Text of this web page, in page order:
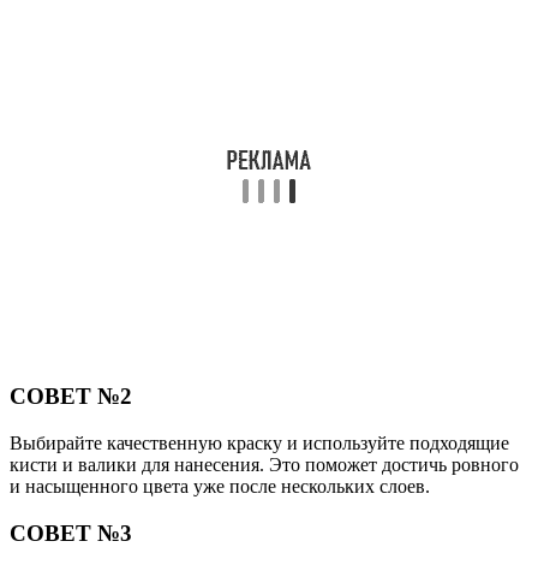
СОВЕТ №2
Выбирайте качественную краску и используйте подходящие
кисти и валики для нанесения. Это поможет достичь ровного
и насыщенного цвета уже после нескольких слоев.
СОВЕТ №3